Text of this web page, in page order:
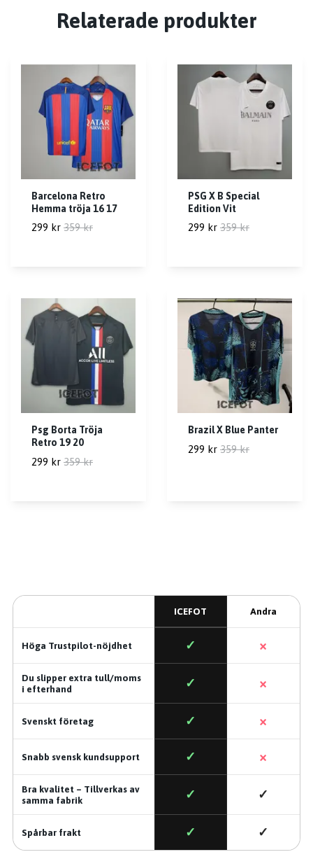
Relaterade produkter
Barcelona Retro
Hemma tröja 16 17
299 kr 359 kr
PSG X B Special
Edition Vit
299 kr 359 kr
Psg Borta Tröja
Retro 19 20
299 kr 359 kr
Brazil X Blue Panter
299 kr 359 kr
ICEFOT Andra
Höga Trustpilot-nöjdhet ✓ ×
Du slipper extra tull/moms
i efterhand
✓ ×
Svenskt företag ✓ ×
Snabb svensk kundsupport ✓ ×
Bra kvalitet – Tillverkas av
samma fabrik
✓ ✓
Spårbar frakt ✓ ✓